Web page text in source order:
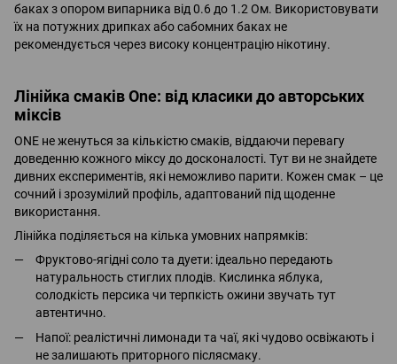
баках з опором випарника від 0.6 до 1.2 Ом. Використовувати
їх на потужних дрипках або сабомних баках не
рекомендується через високу концентрацію нікотину.
Лінійка смаків One: від класики до авторських
міксів
ONE не женуться за кількістю смаків, віддаючи перевагу
доведенню кожного міксу до досконалості. Тут ви не знайдете
дивних експериментів, які неможливо парити. Кожен смак – це
сочний і зрозумілий профіль, адаптований під щоденне
використання.
Лінійка поділяється на кілька умовних напрямків:
Фруктово-ягідні соло та дуети: ідеально передають
натуральность стиглих плодів. Кислинка яблука,
солодкість персика чи терпкість ожини звучать тут
автентично.
Напої: реалістичні лимонади та чаї, які чудово освіжають і
не залишають приторного післясмаку.